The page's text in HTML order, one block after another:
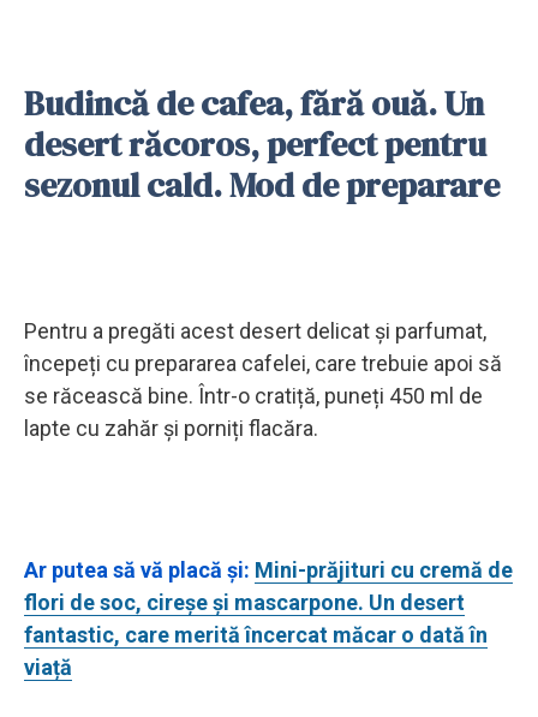
Budincă de cafea, fără ouă. Un
desert răcoros, perfect pentru
sezonul cald. Mod de preparare
Pentru a pregăti acest desert delicat și parfumat,
începeți cu prepararea cafelei, care trebuie apoi să
se răcească bine. Într-o cratiță, puneți 450 ml de
lapte cu zahăr și porniți flacăra.
Ar putea să vă placă și: Mini-prăjituri cu cremă de
flori de soc, cireșe și mascarpone. Un desert
fantastic, care merită încercat măcar o dată în
viață